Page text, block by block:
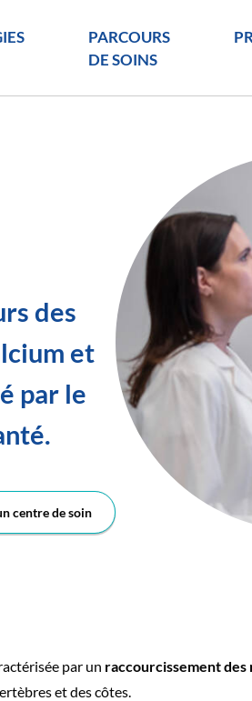
PARCOURS
DE SOINS
des
et
par le
centre de soin
par un raccourcissement des
et des côtes.